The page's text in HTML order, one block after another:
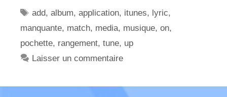
Étiquettes
add,album,application, itunes, lyric,
manquante, match, media, musique, on,
pochette, rangement, tune, up
Laisser un commentaire